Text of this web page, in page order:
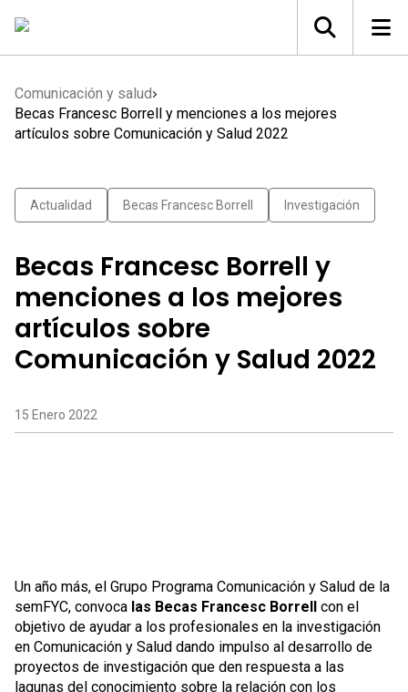
Comunicación y salud
Becas Francesc Borrell y menciones a los mejores
artículos sobre Comunicación y Salud 2022
Actualidad Becas Francesc Borrell Investigación
Becas Francesc Borrell y
menciones a los mejores
artículos sobre
Comunicación y Salud 2022
15 Enero 2022
Un año más, el Grupo Programa Comunicación y Salud de la
semFYC, convoca las Becas Francesc Borrell con el
objetivo de ayudar a los profesionales en la investigación
en Comunicación y Salud dando impulso al desarrollo de
proyectos de investigación que den respuesta a las
lagunas del conocimiento sobre la relación con los